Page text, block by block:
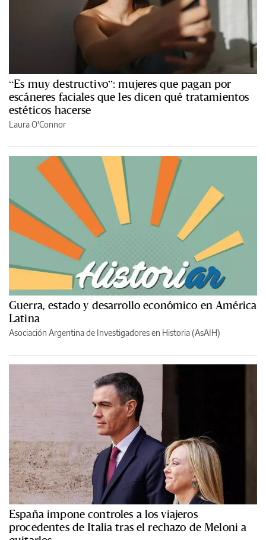
“Es muy destructivo”: mujeres que pagan por
escáneres faciales que les dicen qué tratamientos
estéticos hacerse
Laura O'Connor
Guerra, estado y desarrollo económico en América
Latina
Asociación Argentina de Investigadores en Historia (AsAIH)
España impone controles a los viajeros
procedentes de Italia tras el rechazo de Meloni a